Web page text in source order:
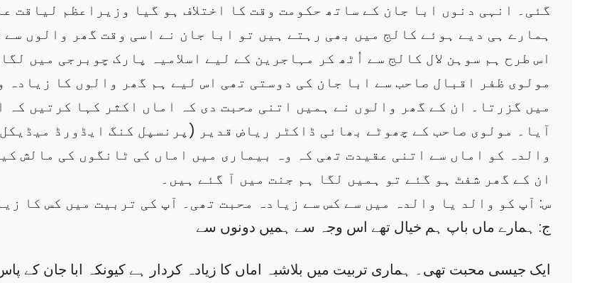
گئی۔ انہی دنوں ابا جان کے ساتھ حکومت وقت کا اختلاف ہو گیا وزیراعظم لیاقت
ہمارے ہی دیے ہوئے کالج میں بھی رہتے ہیں تو ابا جان نے اسی وقت گھر والوں
اس طرح ہم سوہن لال کالج سے اُٹھ کر مہاجرین کے لیے اسلامیہ پارک چوبرجی میں
مولوی ظفر اقبال صاحب سے ابا جان کی دوستی تھی اس لیے ہم گھر والوں کا زیادہ
میں گزرتا۔ ان کے گھر والوں نے ہمیں اتنی محبت دی کہ اماں اکثر کہا کرتیں
آیا۔ مولوی صاحب کے چھوٹے بھائی ڈاکٹر ریاض قدیر (پرنسپل کنگ ایڈورڈ
والدہ کو اماں سے اتنی عقیدت تھی کہ وہ بیماری میں اماں کی ٹانگوں کی مالش
ان کے گھر شفٹ ہو گئے تو ہمیں لگا ہم جنت میں آ گئے ہیں۔
س: آپ کو والد یا والدہ میں سے کس سے زیادہ محبت تھی۔ آپ کی تربیت میں کس کا
ج: ہمارے ماں باپ ہم خیال تھے اس وجہ سے ہمیں دونوں سے
ایک جیسی محبت تھی۔ ہماری تربیت میں بلاشبہ اماں کا زیادہ کردار ہے کیونکہ ابا جان کے